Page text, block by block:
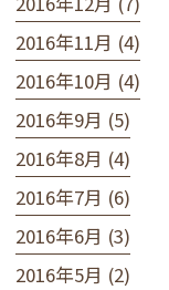
2016年11月 (4)
2016年10月 (4)
2016年9月 (5)
2016年8月 (4)
2016年7月 (6)
2016年6月 (3)
2016年5月 (2)